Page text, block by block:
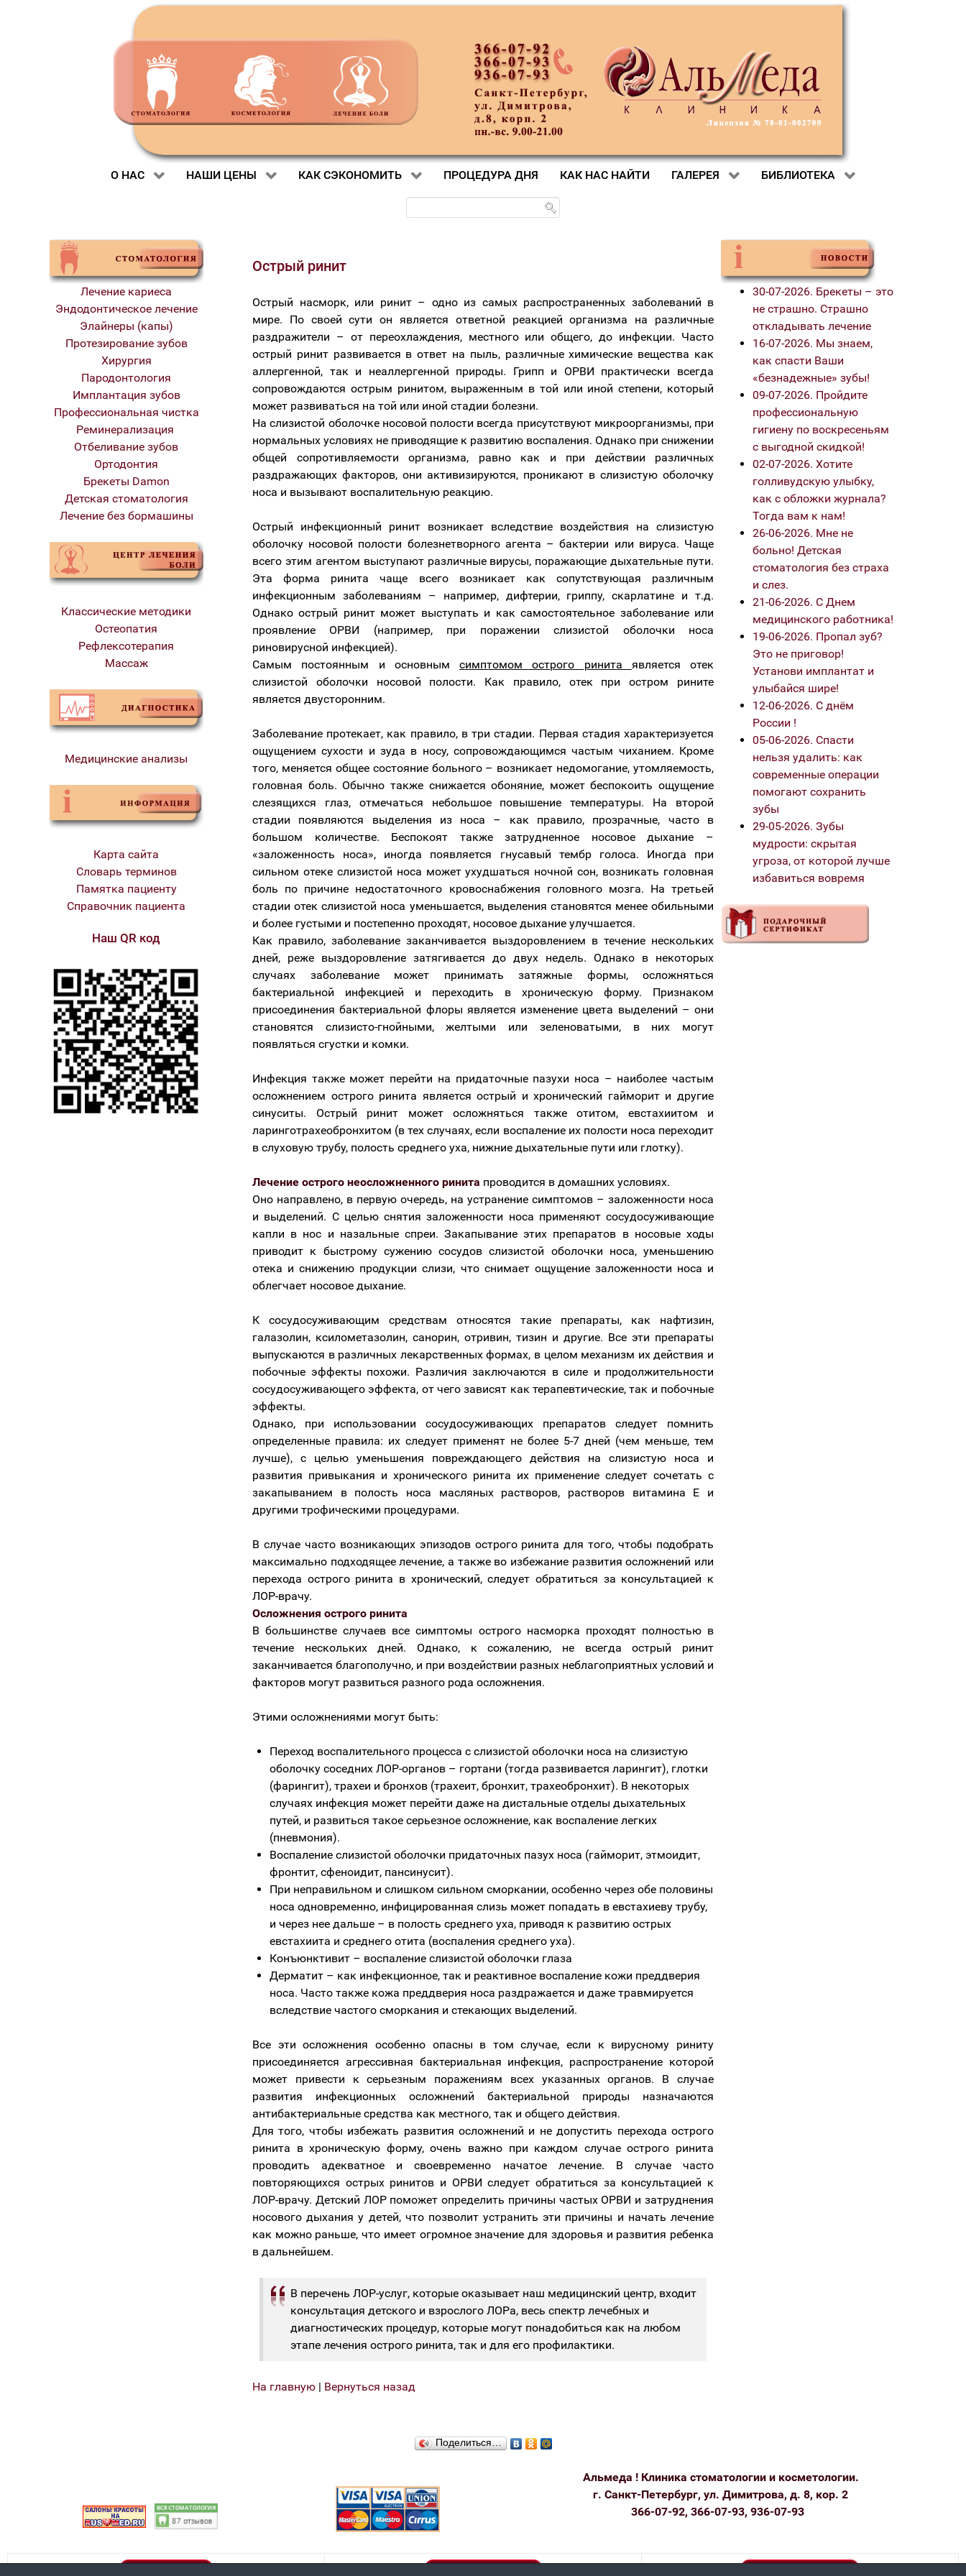
О НАС НАШИ ЦЕНЫ КАК СЭКОНОМИТЬ ПРОЦЕДУРА ДНЯ КАК НАС НАЙТИ ГАЛЕРЕЯ БИБЛИОТЕКА
Лечение кариеса
Эндодонтическое лечение
Элайнеры (капы)
Протезирование зубов
Хирургия
Пародонтология
Имплантация зубов
Профессиональная чистка
Реминерализация
Отбеливание зубов
Ортодонтия
Брекеты Damon
Детская стоматология
Лечение без бормашины
Классические методики
Остеопатия
Рефлексотерапия
Массаж
Медицинские анализы
Карта сайта
Словарь терминов
Памятка пациенту
Справочник пациента
Наш QR код
Острый ринит
Острый насморк, или ринит – одно из самых распространенных заболеваний в
мире. По своей сути он является ответной реакцией организма на различные
раздражители – от переохлаждения, местного или общего, до инфекции. Часто
острый ринит развивается в ответ на пыль, различные химические вещества как
аллергенной, так и неаллергенной природы. Грипп и ОРВИ практически всегда
сопровождаются острым ринитом, выраженным в той или иной степени, который
может развиваться на той или иной стадии болезни.
На слизистой оболочке носовой полости всегда присутствуют микроорганизмы, при
нормальных условиях не приводящие к развитию воспаления. Однако при снижении
общей сопротивляемости организма, равно как и при действии различных
раздражающих факторов, они активизируются, проникают в слизистую оболочку
носа и вызывают воспалительную реакцию.
Острый инфекционный ринит возникает вследствие воздействия на слизистую
оболочку носовой полости болезнетворного агента – бактерии или вируса. Чаще
всего этим агентом выступают различные вирусы, поражающие дыхательные пути.
Эта форма ринита чаще всего возникает как сопутствующая различным
инфекционным заболеваниям – например, дифтерии, гриппу, скарлатине и т.д.
Однако острый ринит может выступать и как самостоятельное заболевание или
проявление ОРВИ (например, при поражении слизистой оболочки носа
риновирусной инфекцией).
Самым постоянным и основным симптомом острого ринита является отек
слизистой оболочки носовой полости. Как правило, отек при остром рините
является двусторонним.
Заболевание протекает, как правило, в три стадии. Первая стадия характеризуется
ощущением сухости и зуда в носу, сопровождающимся частым чиханием. Кроме
того, меняется общее состояние больного – возникает недомогание, утомляемость,
головная боль. Обычно также снижается обоняние, может беспокоить ощущение
слезящихся глаз, отмечаться небольшое повышение температуры. На второй
стадии появляются выделения из носа – как правило, прозрачные, часто в
большом количестве. Беспокоят также затрудненное носовое дыхание –
«заложенность носа», иногда появляется гнусавый тембр голоса. Иногда при
сильном отеке слизистой носа может ухудшаться ночной сон, возникать головная
боль по причине недостаточного кровоснабжения головного мозга. На третьей
стадии отек слизистой носа уменьшается, выделения становятся менее обильными
и более густыми и постепенно проходят, носовое дыхание улучшается.
Как правило, заболевание заканчивается выздоровлением в течение нескольких
дней, реже выздоровление затягивается до двух недель. Однако в некоторых
случаях заболевание может принимать затяжные формы, осложняться
бактериальной инфекцией и переходить в хроническую форму. Признаком
присоединения бактериальной флоры является изменение цвета выделений – они
становятся слизисто-гнойными, желтыми или зеленоватыми, в них могут
появляться сгустки и комки.
Инфекция также может перейти на придаточные пазухи носа – наиболее частым
осложнением острого ринита является острый и хронический гайморит и другие
синуситы. Острый ринит может осложняться также отитом, евстахиитом и
ларинготрахеобронхитом (в тех случаях, если воспаление их полости носа переходит
в слуховую трубу, полость среднего уха, нижние дыхательные пути или глотку).
Лечение острого неосложненного ринита проводится в домашних условиях.
Оно направлено, в первую очередь, на устранение симптомов – заложенности носа
и выделений. С целью снятия заложенности носа применяют сосудосуживающие
капли в нос и назальные спреи. Закапывание этих препаратов в носовые ходы
приводит к быстрому сужению сосудов слизистой оболочки носа, уменьшению
отека и снижению продукции слизи, что снимает ощущение заложенности носа и
облегчает носовое дыхание.
К сосудосуживающим средствам относятся такие препараты, как нафтизин,
галазолин, ксилометазолин, санорин, отривин, тизин и другие. Все эти препараты
выпускаются в различных лекарственных формах, в целом механизм их действия и
побочные эффекты похожи. Различия заключаются в силе и продолжительности
сосудосуживающего эффекта, от чего зависят как терапевтические, так и побочные
эффекты.
Однако, при использовании сосудосуживающих препаратов следует помнить
определенные правила: их следует применят не более 5-7 дней (чем меньше, тем
лучше), с целью уменьшения повреждающего действия на слизистую носа и
развития привыкания и хронического ринита их применение следует сочетать с
закапыванием в полость носа масляных растворов, растворов витамина Е и
другими трофическими процедурами.
В случае часто возникающих эпизодов острого ринита для того, чтобы подобрать
максимально подходящее лечение, а также во избежание развития осложнений или
перехода острого ринита в хронический, следует обратиться за консультацией к
ЛОР-врачу.
Осложнения острого ринита
В большинстве случаев все симптомы острого насморка проходят полностью в
течение нескольких дней. Однако, к сожалению, не всегда острый ринит
заканчивается благополучно, и при воздействии разных неблагоприятных условий и
факторов могут развиться разного рода осложнения.
Этими осложнениями могут быть:
Переход воспалительного процесса с слизистой оболочки носа на слизистую
оболочку соседних ЛОР-органов – гортани (тогда развивается ларингит), глотки
(фарингит), трахеи и бронхов (трахеит, бронхит, трахеобронхит). В некоторых
случаях инфекция может перейти даже на дистальные отделы дыхательных
путей, и развиться такое серьезное осложнение, как воспаление легких
(пневмония).
Воспаление слизистой оболочки придаточных пазух носа (гайморит, этмоидит,
фронтит, сфеноидит, пансинусит).
При неправильном и слишком сильном сморкании, особенно через обе половины
носа одновременно, инфицированная слизь может попадать в евстахиеву трубу,
и через нее дальше – в полость среднего уха, приводя к развитию острых
евстахиита и среднего отита (воспаления среднего уха).
Конъюнктивит – воспаление слизистой оболочки глаза
Дерматит – как инфекционное, так и реактивное воспаление кожи преддверия
носа. Часто также кожа преддверия носа раздражается и даже травмируется
вследствие частого сморкания и стекающих выделений.
Все эти осложнения особенно опасны в том случае, если к вирусному риниту
присоединяется агрессивная бактериальная инфекция, распространение которой
может привести к серьезным поражениям всех указанных органов. В случае
развития инфекционных осложнений бактериальной природы назначаются
антибактериальные средства как местного, так и общего действия.
Для того, чтобы избежать развития осложнений и не допустить перехода острого
ринита в хроническую форму, очень важно при каждом случае острого ринита
проводить адекватное и своевременно начатое лечение. В случае часто
повторяющихся острых ринитов и ОРВИ следует обратиться за консультацией к
ЛОР-врачу. Детский ЛОР поможет определить причины частых ОРВИ и затруднения
носового дыхания у детей, что позволит устранить эти причины и начать лечение
как можно раньше, что имеет огромное значение для здоровья и развития ребенка
в дальнейшем.
В перечень ЛОР-услуг, которые оказывает наш медицинский центр, входит
консультация детского и взрослого ЛОРа, весь спектр лечебных и
диагностических процедур, которые могут понадобиться как на любом
этапе лечения острого ринита, так и для его профилактики.
На главную | Вернуться назад
30-07-2026. Брекеты – это
не страшно. Страшно
откладывать лечение
16-07-2026. Мы знаем,
как спасти Ваши
«безнадежные» зубы!
09-07-2026. Пройдите
профессиональную
гигиену по воскресеньям
с выгодной скидкой!
02-07-2026. Хотите
голливудскую улыбку,
как с обложки журнала?
Тогда вам к нам!
26-06-2026. Мне не
больно! Детская
стоматология без страха
и слез.
21-06-2026. С Днем
медицинского работника!
19-06-2026. Пропал зуб?
Это не приговор!
Установи имплантат и
улыбайся шире!
12-06-2026. С днём
России !
05-06-2026. Спасти
нельзя удалить: как
современные операции
помогают сохранить
зубы
29-05-2026. Зубы
мудрости: скрытая
угроза, от которой лучше
избавиться вовремя
Поделиться…
Альмеда ! Клиника стоматологии и косметологии.
г. Санкт-Петербург, ул. Димитрова, д. 8, кор. 2
366-07-92, 366-07-93, 936-07-93